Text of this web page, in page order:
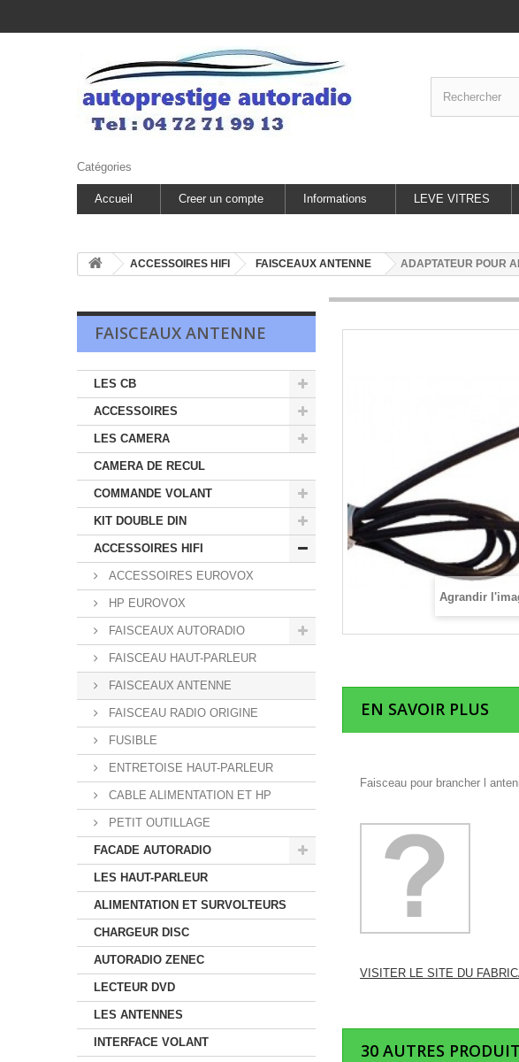
Catégories
Accueil Creer un compte Informations LEVE VITRES
ACCESSOIRES HIFI FAISCEAUX ANTENNE ADAPTATEUR POUR
FAISCEAUX ANTENNE
LES CB
ACCESSOIRES
LES CAMERA
CAMERA DE RECUL
COMMANDE VOLANT
KIT DOUBLE DIN
ACCESSOIRES HIFI
ACCESSOIRES EUROVOX
HP EUROVOX
FAISCEAUX AUTORADIO
FAISCEAU HAUT-PARLEUR
FAISCEAUX ANTENNE
FAISCEAU RADIO ORIGINE
FUSIBLE
ENTRETOISE HAUT-PARLEUR
CABLE ALIMENTATION ET HP
PETIT OUTILLAGE
FACADE AUTORADIO
LES HAUT-PARLEUR
ALIMENTATION ET SURVOLTEURS
CHARGEUR DISC
AUTORADIO ZENEC
LECTEUR DVD
LES ANTENNES
INTERFACE VOLANT
Agrandir
EN SAVOIR PLUS
Faisceau pour brancher l
VISITER LE SITE DU
30 AUTRES